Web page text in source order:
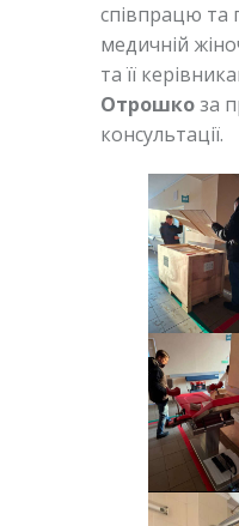
співпрацю та
медичній
та її
Отрошкоза
консультації.